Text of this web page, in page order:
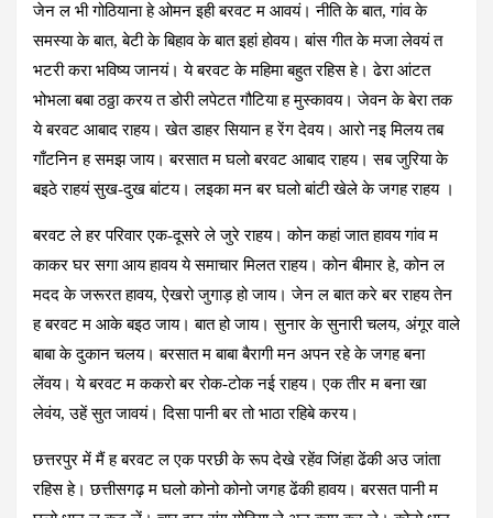
जेन ल भी गोठियाना हे ओमन इही बरवट म आवयं। नीति के बात, गांव के
समस्या के बात, बेटी के बिहाव के बात इहां होवय। बांस गीत के मजा लेवयं त
भटरी करा भविष्य जानयं। ये बरवट के महिमा बहुत रहिस हे। ढेरा आंटत
भोभला बबा ठठ्ठा करय त डोरी लपेटत गौटिया ह मुस्कावय। जेवन के बेरा तक
ये बरवट आबाद राहय। खेत डाहर सियान ह रेंग देवय। आरो नइ मिलय तब
गाँटनिन ह समझ जाय। बरसात म घलो बरवट आबाद राहय। सब जुरिया के
बइठे राहयं सुख-दुख बांटय। लइका मन बर घलो बांटी खेले के जगह राहय ।
बरवट ले हर परिवार एक-दूसरे ले जुरे राहय। कोन कहां जात हावय गांव म
काकर घर सगा आय हावय ये समाचार मिलत राहय। कोन बीमार हे, कोन ल
मदद के जरूरत हावय, ऐखरो जुगाड़ हो जाय। जेन ल बात करे बर राहय तेन
ह बरवट म आके बइठ जाय। बात हो जाय। सुनार के सुनारी चलय, अंगूर वाले
बाबा के दुकान चलय। बरसात म बाबा बैरागी मन अपन रहे के जगह बना
लेंवय। ये बरवट म ककरो बर रोक-टोक नई राहय। एक तीर म बना खा
लेवंय, उहें सुत जावयं। दिसा पानी बर तो भाठा रहिबे करय।
छत्तरपुर में मैं ह बरवट ल एक परछी के रूप देखे रहेंव जिंहा ढेंकी अउ जांता
रहिस हे। छत्तीसगढ़ म घलो कोनो कोनो जगह ढेंकी हावय। बरसत पानी म